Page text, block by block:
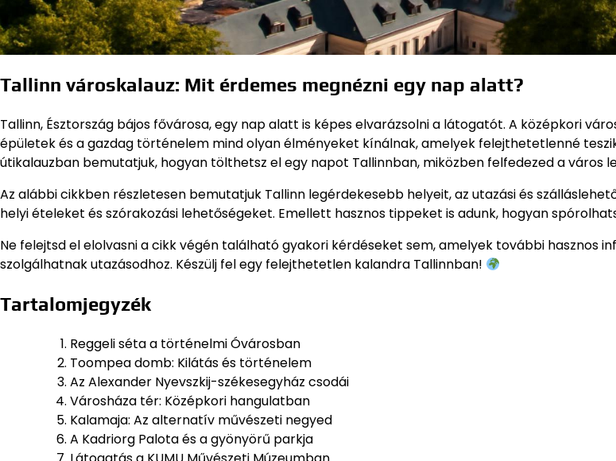
Tallinn városkalauz: Mit érdemes megnézni egy nap alatt?
Tallinn, Észtország bájos fővárosa, egy nap alatt is képes elvarázsolni a látogatót. A középkori
épületek és a gazdag történelem mind olyan élményeket kínálnak, amelyek felejthetetlenné
útikalauzban bemutatjuk, hogyan tölthetsz el egy napot Tallinnban, miközben felfedezed a város
Az alábbi cikkben részletesen bemutatjuk Tallinn legérdekesebb helyeit, az utazási és
helyi ételeket és szórakozási lehetőségeket. Emellett hasznos tippeket is adunk, hogyan
Ne felejtsd el elolvasni a cikk végén található gyakori kérdéseket sem, amelyek további hasznos
szolgálhatnak utazásodhoz. Készülj fel egy felejthetetlen kalandra Tallinnban!
Tartalomjegyzék
Reggeli séta a történelmi Óvárosban
Toompea domb: Kilátás és történelem
Az Alexander Nyevszkij-székesegyház csodái
Városháza tér: Középkori hangulatban
Kalamaja: Az alternatív művészeti negyed
A Kadriorg Palota és a gyönyörű parkja